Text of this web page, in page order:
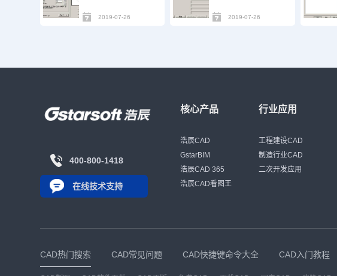
2019-07-26 2019-07-26
400-800-1418
在线技术支持
核心产品
浩辰CAD
GstarBIM
浩辰CAD 365
浩辰CAD看图王
行业应用
工程建设CAD
制造行业CAD
二次开发应用
CAD热门搜索 CAD常见问题 CAD快捷键命令大全 CAD入门教程